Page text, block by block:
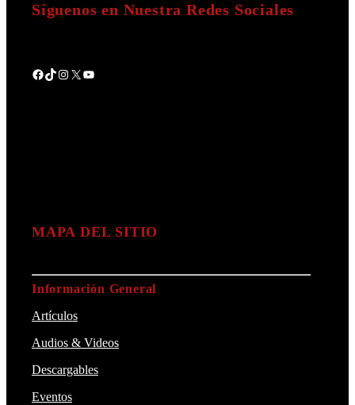
Síguenos en Nuestra Redes Sociales
Facebook
TikTok
Instagram
X YouTube
MAPA DEL SITIO
Información General
Artículos
Audios & Videos
Descargables
Eventos